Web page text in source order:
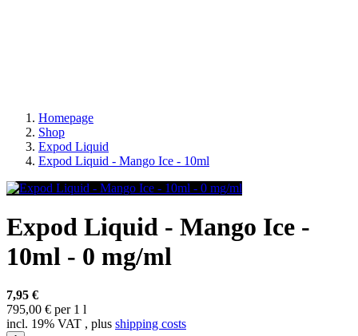
Homepage
Shop
Expod Liquid
Expod Liquid - Mango Ice - 10ml
Expod Liquid - Mango Ice -
10ml - 0 mg/ml
7,95 €
795,00 € per 1 l
incl. 19% VAT , plus shipping costs